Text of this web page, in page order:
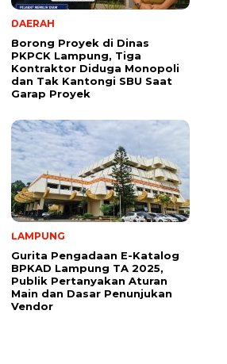
DAERAH
Borong Proyek di Dinas
PKPCK Lampung, Tiga
Kontraktor Diduga Monopoli
dan Tak Kantongi SBU Saat
Garap Proyek
LAMPUNG
Gurita Pengadaan E-Katalog
BPKAD Lampung TA 2025,
Publik Pertanyakan Aturan
Main dan Dasar Penunjukan
Vendor